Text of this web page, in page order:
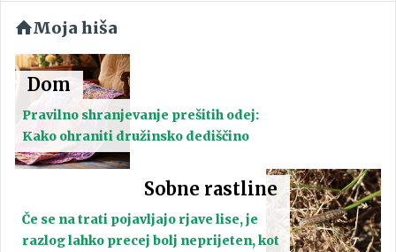
Moja hiša
Dom
Pravilno shranjevanje prešitih odej:
Kako ohraniti družinsko dediščino
Sobne rastline
Če se na trati pojavljajo rjave lise, je
razlog lahko precej bolj neprijeten, kot